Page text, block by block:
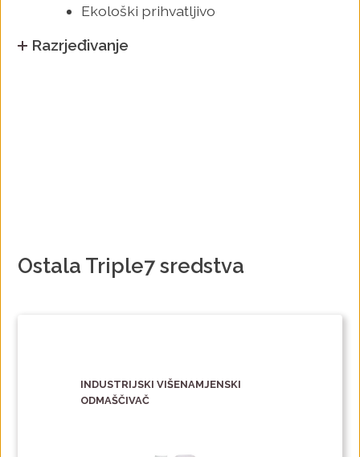
Ekološki prihvatljivo
Razrjeđivanje
Ostala Triple7 sredstva
INDUSTRIJSKI VIŠENAMJENSKI
ODMAŠČIVAČ